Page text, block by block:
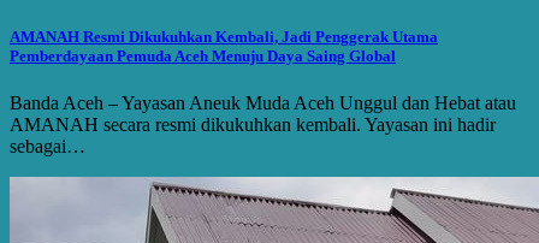
AMANAH Resmi Dikukuhkan Kembali, Jadi Penggerak Utama
Pemberdayaan Pemuda Aceh Menuju Daya Saing Global
Banda Aceh – Yayasan Aneuk Muda Aceh Unggul dan Hebat atau
AMANAH secara resmi dikukuhkan kembali. Yayasan ini hadir
sebagai…